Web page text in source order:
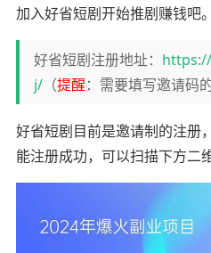
加入好省短剧开始推剧赚钱吧。
好省短剧注册地址：
j/（提醒：需要填写邀请码
好省短剧目前是邀请制的注册
能注册成功，可以扫描下方二